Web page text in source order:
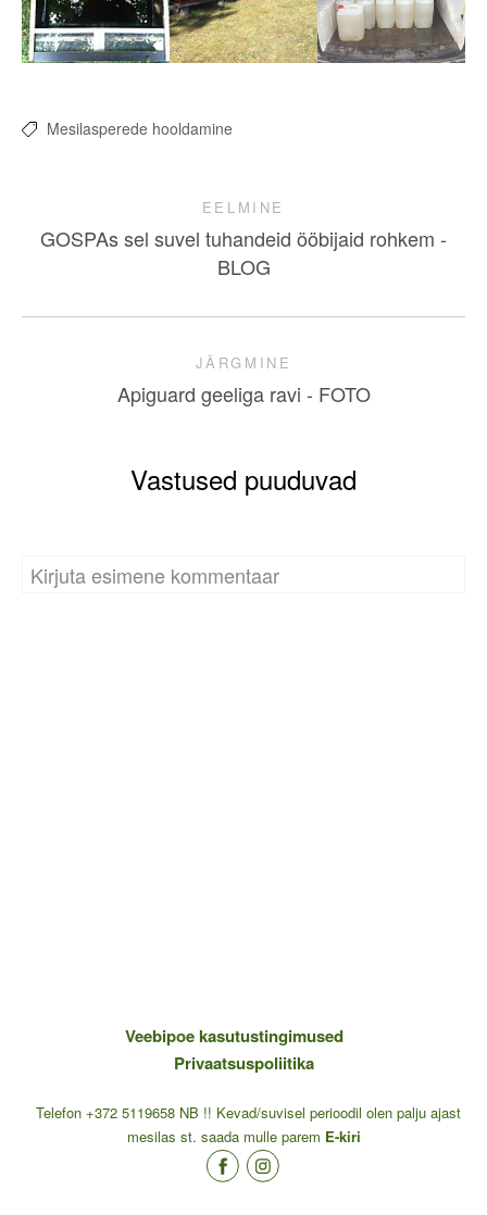
Mesilasperede hooldamine
EELMINE
GOSPAs sel suvel tuhandeid ööbijaid rohkem -
BLOG
JÄRGMINE
Apiguard geeliga ravi - FOTO
Vastused puuduvad
Veebipoe kasutustingimused
Privaatsuspoliitika
Telefon +372 5119658 NB !! Kevad/suvisel perioodil olen palju ajast
mesilas st. saada mulle parem E-kiri